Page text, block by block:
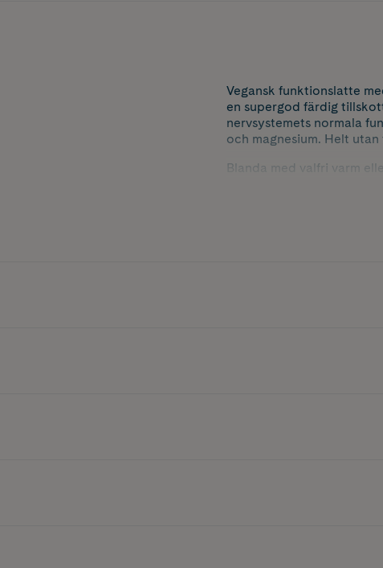
Vegansk funktionslatte
en supergod färdig
nervsystemets normala
och magnesium. Helt
Blanda med valfri varm